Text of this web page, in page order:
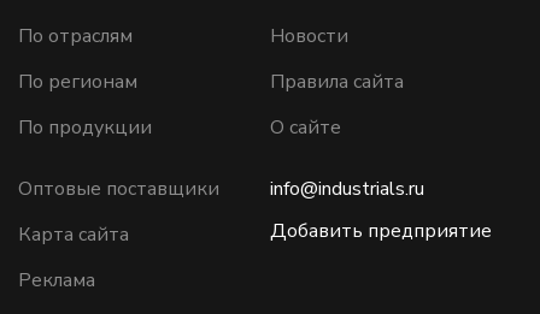
По отраслям
По регионам
По продукции
Новости
Правила сайта
О сайте
Оптовые поставщики
Карта сайта
Реклама
info@industrials.ru
Добавить предприятие